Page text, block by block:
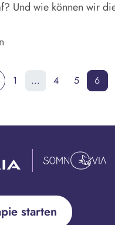
Und wie können wir
1 ... 4 5 6
starten